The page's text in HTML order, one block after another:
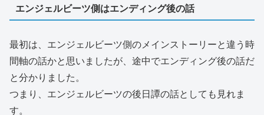
エンジェルビーツ側はエンディング後の話
最初は、エンジェルビーツ側のメインストーリーと違う時
間軸の話かと思いましたが、途中でエンディング後の話だ
と分かりました。
つまり、エンジェルビーツの後日譚の話としても見れま
す。